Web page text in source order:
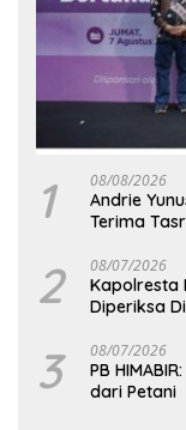
1 08/08/2026
Andrie
Terima
2 08/07/2026
Kapolresta
Diperiksa
3 08/07/2026
PB
dari Petani